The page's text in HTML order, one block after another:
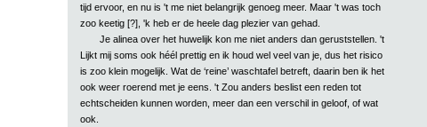
tijd ervoor, en nu is 't me niet belangrijk genoeg meer. Maar 't was toch
zoo keetig [?], 'k heb er de heele dag plezier van gehad.
Je alinea over het huwelijk kon me niet anders dan geruststellen. 't
Lijkt mij soms ook héél prettig en ik houd wel veel van je, dus het risico
is zoo klein mogelijk. Wat de ‘reine’ waschtafel betreft, daarin ben ik het
ook weer roerend met je eens. 't Zou anders beslist een reden tot
echtscheiden kunnen worden, meer dan een verschil in geloof, of wat
ook.